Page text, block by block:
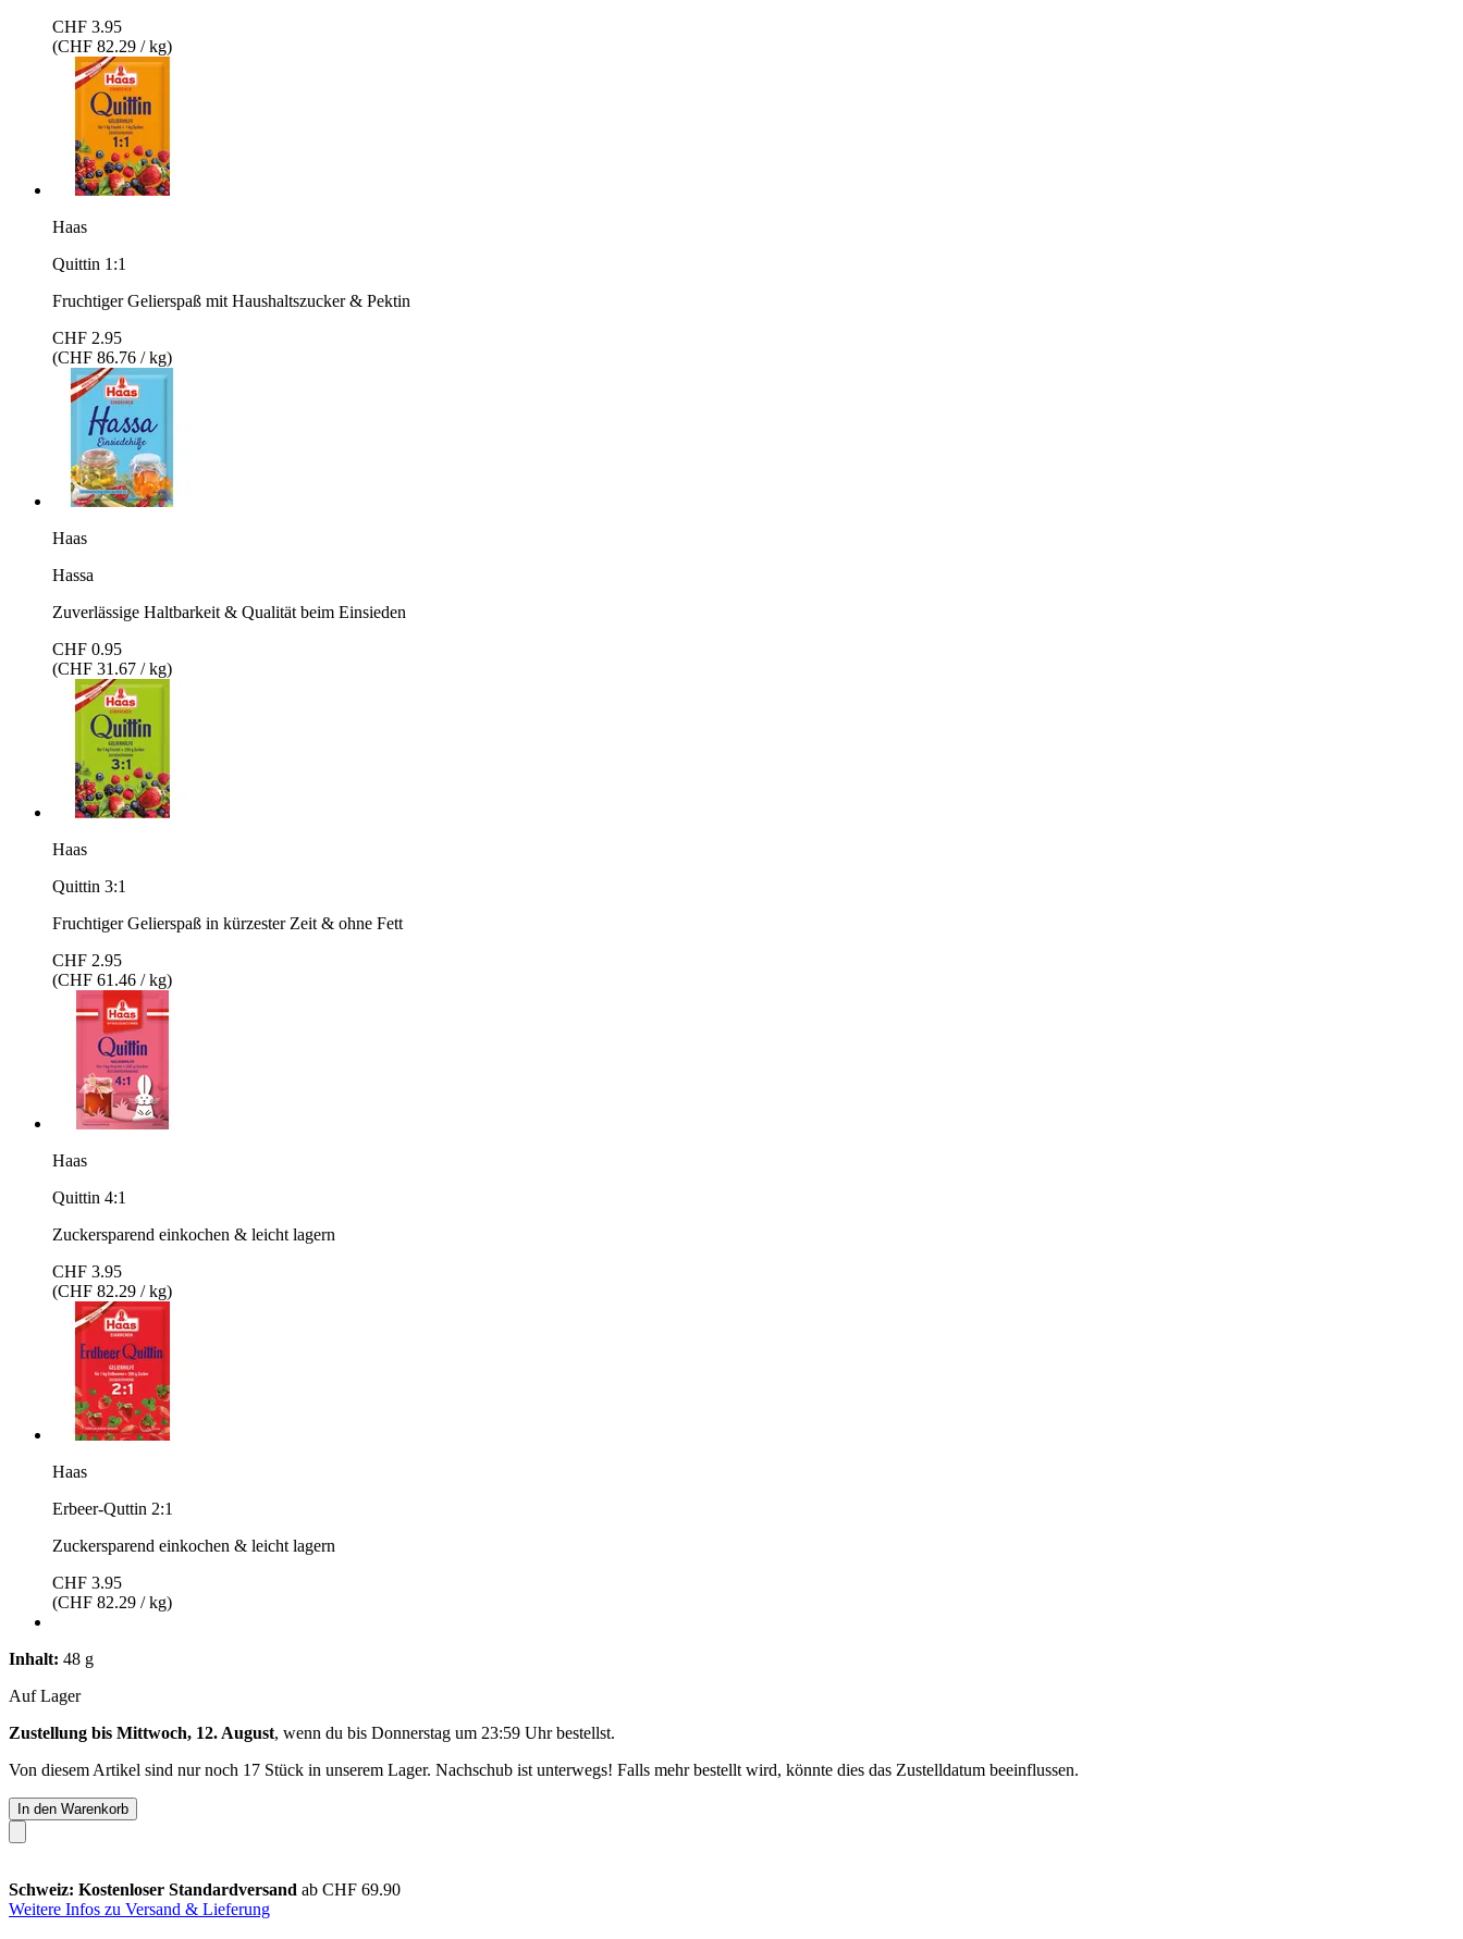
CHF 3.95
(CHF 82.29 / kg)
Haas
Quittin 1:1
Fruchtiger Gelierspaß mit Haushaltszucker & Pektin
CHF 2.95
(CHF 86.76 / kg)
Haas
Hassa
Zuverlässige Haltbarkeit & Qualität beim Einsieden
CHF 0.95
(CHF 31.67 / kg)
Haas
Quittin 3:1
Fruchtiger Gelierspaß in kürzester Zeit & ohne Fett
CHF 2.95
(CHF 61.46 / kg)
Haas
Quittin 4:1
Zuckersparend einkochen & leicht lagern
CHF 3.95
(CHF 82.29 / kg)
Haas
Erbeer-Quttin 2:1
Zuckersparend einkochen & leicht lagern
CHF 3.95
(CHF 82.29 / kg)
Inhalt: 48 g
Auf Lager
Zustellung bis Mittwoch, 12. August, wenn du bis Donnerstag um 23:59 Uhrbestellst.
Von diesem Artikel sind nur noch 17 Stück in unserem Lager. Nachschub ist unterwegs! Falls mehr bestellt wird, könnte dies das Zustelldatum beeinflussen.
In den Warenkorb
Schweiz: Kostenloser Standardversand ab CHF 69.90
Weitere Infos zu Versand & Lieferung